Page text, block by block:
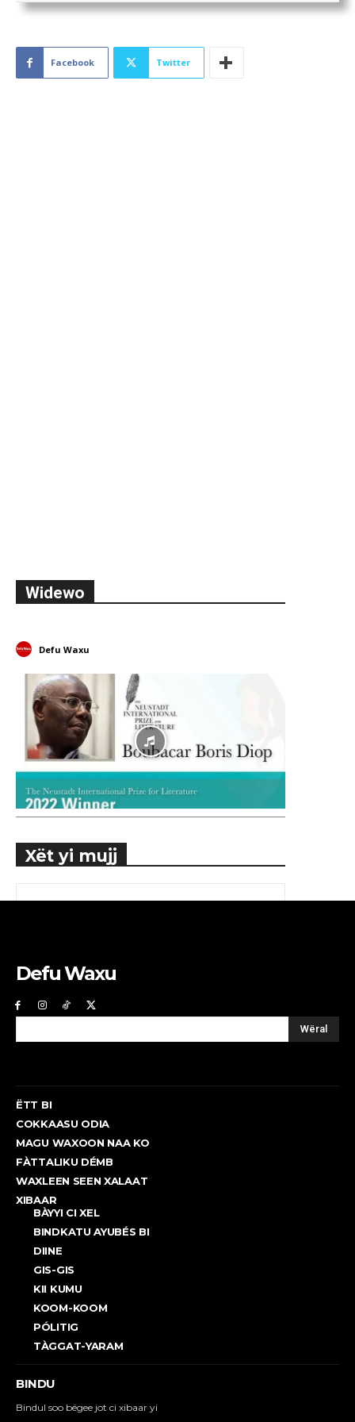
Facebook Twitter
Widewo
Defu Waxu
Xët yi mujj
Defu Waxu
Wëral
ËTT BI
COKKAASU ODIA
MAGU WAXOON NAA KO
FÀTTALIKU DÉMB
WAXLEEN SEEN XALAAT
XIBAAR
BÀYYI CI XEL
BINDKATU AYUBÉS BI
DIINE
GIS-GIS
KII KUMU
KOOM-KOOM
PÓLITIG
TÀGGAT-YARAM
BINDU
Bindul soo bëgee jot ci xibaar yi